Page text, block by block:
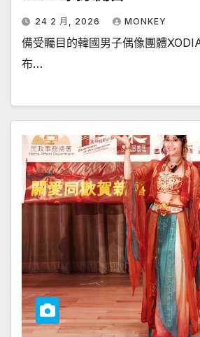
24 2 月, 2026 MONKEY
備受矚目的韓國男子偶像團體
布…